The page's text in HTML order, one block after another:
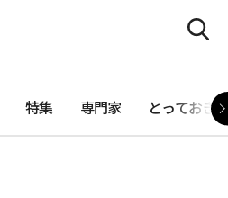
特集 専門家 とっておき